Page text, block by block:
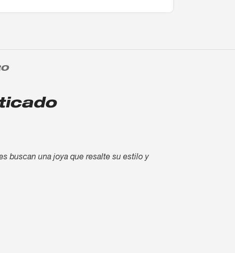
buscan una joya que resalte su estilo y